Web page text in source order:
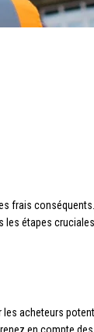
frais
les étapes
les acheteurs